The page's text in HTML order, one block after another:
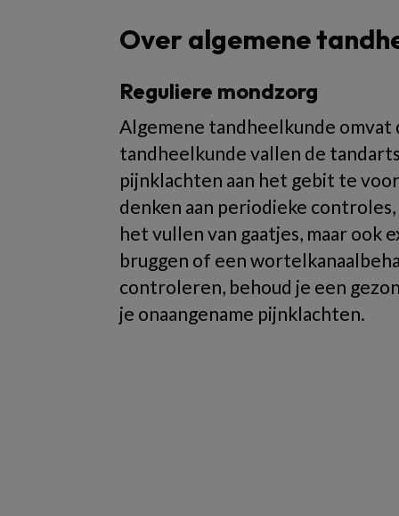
Over algemene
Reguliere mondzorg
Algemene tandheelkunde
tandheelkunde vallen de
pijnklachten aan het gebit te
denken aan periodieke
het vullen van gaatjes, maar ook
bruggen of een
controleren, behoud je een
je onaangename pijnklachten.